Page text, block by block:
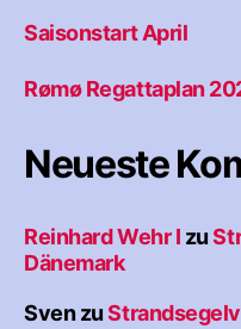
Saisonstart April
Rømø Regattaplan
Neueste
Reinhard Wehr I zu
Dänemark
Svenzu